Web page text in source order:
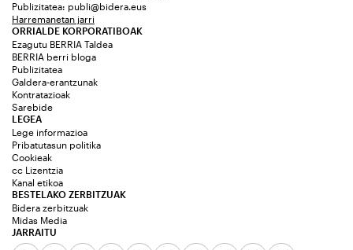
Publizitatea: publi@bidera.eus
Harremanetan jarri
ORRIALDE KORPORATIBOAK
Ezagutu BERRIA Taldea
BERRIA berri bloga
Publizitatea
Galdera-erantzunak
Kontratazioak
Sarebide
JARRAITU
LEGEA
Lege informazioa
Pribatutasun politika
Cookieak
cc Lizentzia
Kanal etikoa
BESTELAKO ZERBITZUAK
Bidera zerbitzuak
Midas Media